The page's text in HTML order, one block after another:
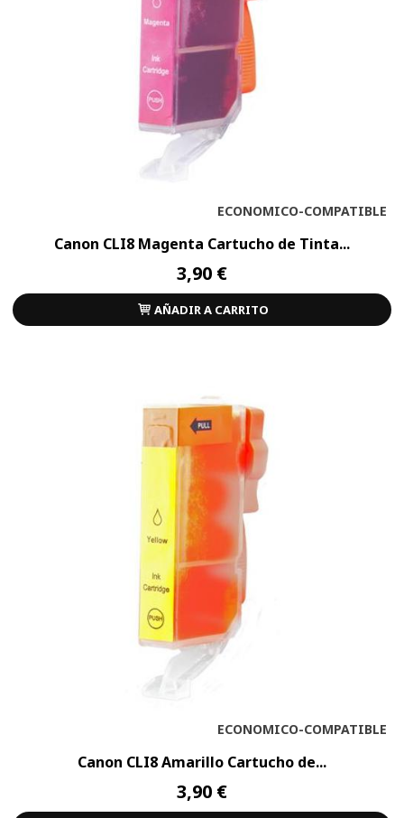
ECONOMICO-COMPATIBLE
Canon CLI8 Magenta Cartucho de Tinta...
3,90 €
AÑADIR A CARRITO
ECONOMICO-COMPATIBLE
Canon CLI8 Amarillo Cartucho de...
3,90 €